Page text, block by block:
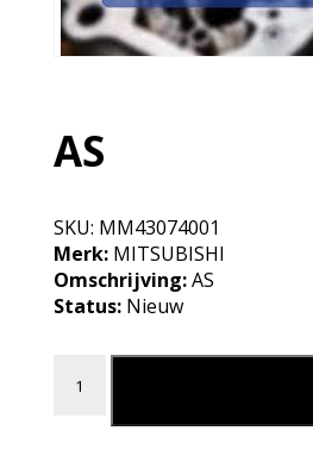
AS
SKU: MM43074001
Merk:MITSUBISHI
Omschrijving:AS
Status:Nieuw